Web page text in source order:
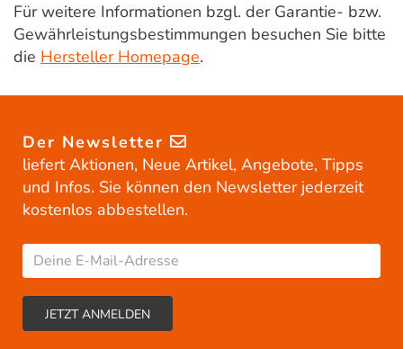
Für weitere Informationen bzgl. der Garantie- bzw.
Gewährleistungsbestimmungen besuchen Sie bitte
die Hersteller Homepage.
Der Newsletter
liefert Aktionen, Neue Artikel, Angebote, Tipps
und Infos. Sie können den Newsletter jederzeit
kostenlos abbestellen.